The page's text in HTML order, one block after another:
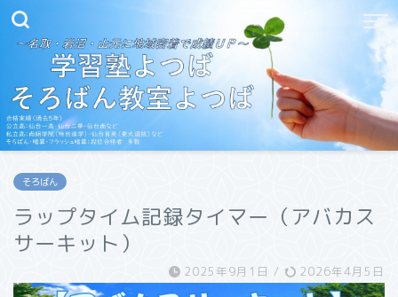
そろばん
ラップタイム記録タイマー（アバカス
サーキット）
2025年9月1日 / 2026年4月5日